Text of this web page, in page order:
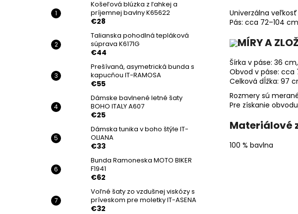
Košeľová blúzka z ľahkej a
príjemnej bavlny K65622
€28
Talianska pohodlná tepláková
súprava K6171G
€44
Prešívaná, asymetrická bunda s
kapucňou IT-RAMOSA
€55
Dámske bavlnené letné šaty
BOHO ITALY A607
€25
Dámska tunika v boho štýle IT-
OLIANA
€33
Bunda Ramoneska MOTO BIKER
F1941
€62
Voľné šaty zo vzdušnej viskózy s
príveskom pre moletky IT-ASENA
€32
Univerzálna
Pás: cca 72–104 cm
MÍRY A
Šírka v páse: 36
Obvod v páse: cca
Celková dĺžka: 97
Rozmery sú
Pre získanie
Materiálové
100 % bavlna